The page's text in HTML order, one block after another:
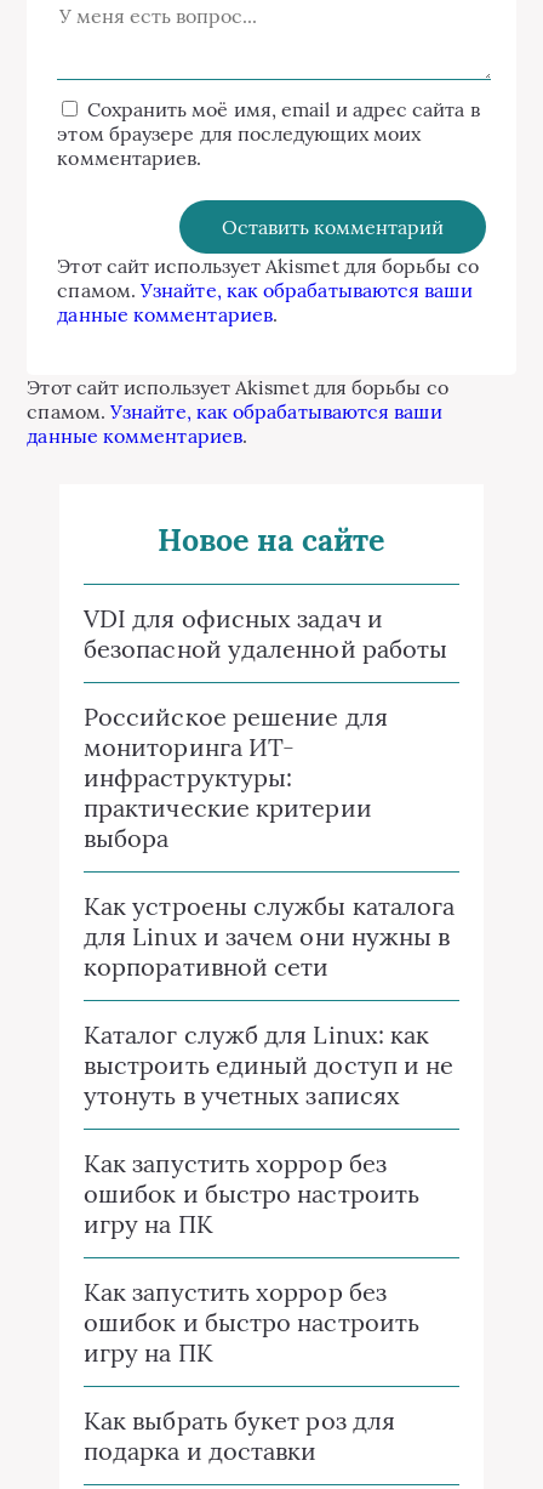
Сохранить моё имя, email и адрес сайта в
этом браузере для последующих моих
комментариев.
Этот сайт использует Akismet для борьбы со
спамом.Узнайте, как обрабатываются ваши
данные комментариев.
Этот сайт использует Akismet для борьбы со
спамом.Узнайте, как обрабатываются ваши
данные комментариев.
Новое на сайте
VDI для офисных задач и
безопасной удаленной работы
Российское решение для
мониторинга ИТ-
инфраструктуры:
практические критерии
выбора
Как устроены службы каталога
для Linux и зачем они нужны в
корпоративной сети
Каталог служб для Linux: как
выстроить единый доступ и не
утонуть в учетных записях
Как запустить хоррор без
ошибок и быстро настроить
игру на ПК
Как запустить хоррор без
ошибок и быстро настроить
игру на ПК
Как выбрать букет роз для
подарка и доставки